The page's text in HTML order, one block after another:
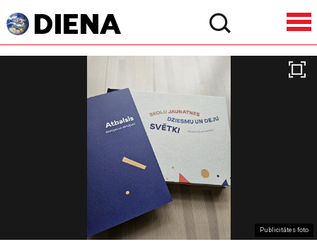
Publicitātes foto